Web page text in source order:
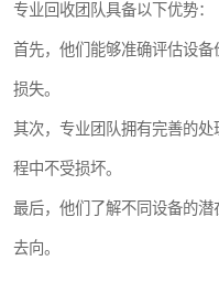
专业回收团队具备以下优势：
首先，他们能够准确评估设
损失。
其次，专业团队拥有完善的
程中不受损坏。
最后，他们了解不同设备的
去向。